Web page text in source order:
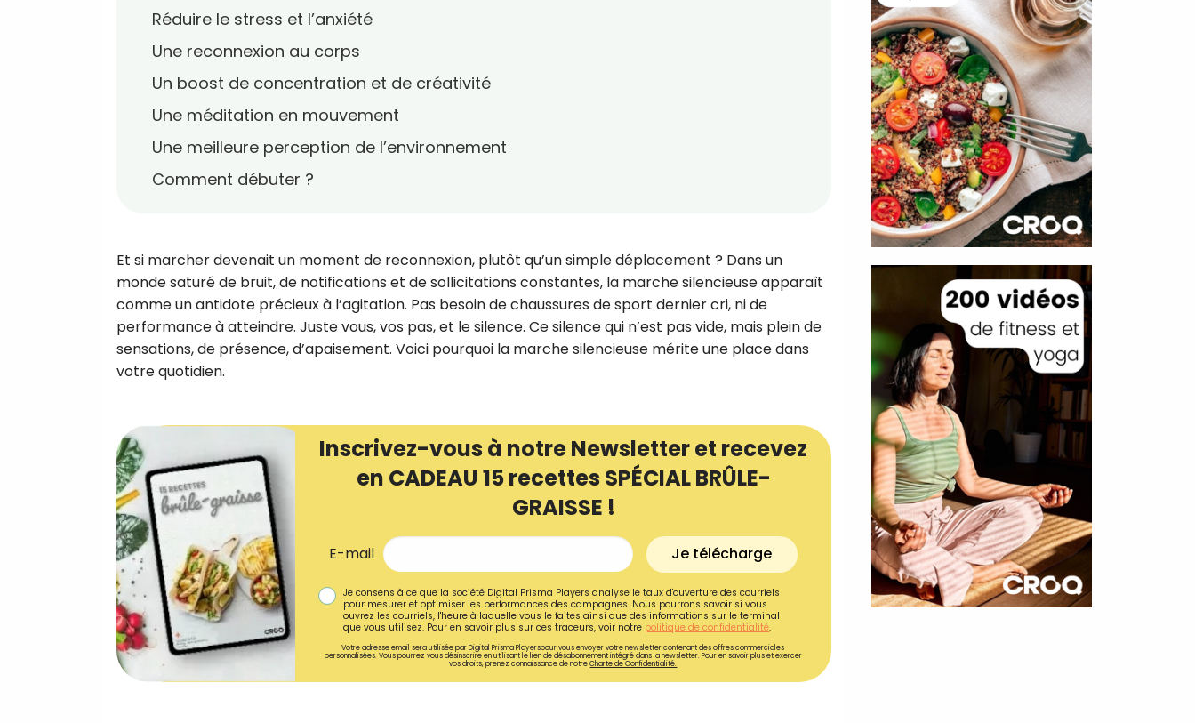
Réduire le stress et l’anxiété
Une reconnexion au corps
Un boost de concentration et de créativité
Une méditation en mouvement
Une meilleure perception de l’environnement
Comment débuter ?
Et si marcher devenait un moment de reconnexion, plutôt qu’un simple déplacement ? Dans un
monde saturé de bruit, de notifications et de sollicitations constantes, la marche silencieuse apparaît
comme un antidote précieux à l’agitation. Pas besoin de chaussures de sport dernier cri, ni de
performance à atteindre. Juste vous, vos pas, et le silence. Ce silence qui n’est pas vide, mais plein de
sensations, de présence, d’apaisement. Voici pourquoi la marche silencieuse mérite une place dans
votre quotidien.
Inscrivez-vous à notre Newsletter et recevez
en CADEAU 15 recettes SPÉCIAL BRÛLE-
GRAISSE !
E-mail Je télécharge
Je consens à ce que la société Digital Prisma Players analyse le taux d'ouverture des courriels
pour mesurer et optimiser les performances des campagnes. Nous pourrons savoir si vous
ouvrez les courriels, l'heure à laquelle vous le faites ainsi que des informations sur le terminal
que vous utilisez. Pour en savoir plus sur ces traceurs, voir notre politique de confidentialité.
Votre adresse email sera utilisée par Digital Prisma Playerspour vous envoyer votre newsletter contenant des offres commerciales
personnalisées. Vous pourrez vous désinscrire en utilisant le lien de désabonnement intégré dans la newsletter. Pour en savoir plus et exercer
vos droits, prenez connaissance de notreCharte de Confidentialité.
Recevez gratuitement 180